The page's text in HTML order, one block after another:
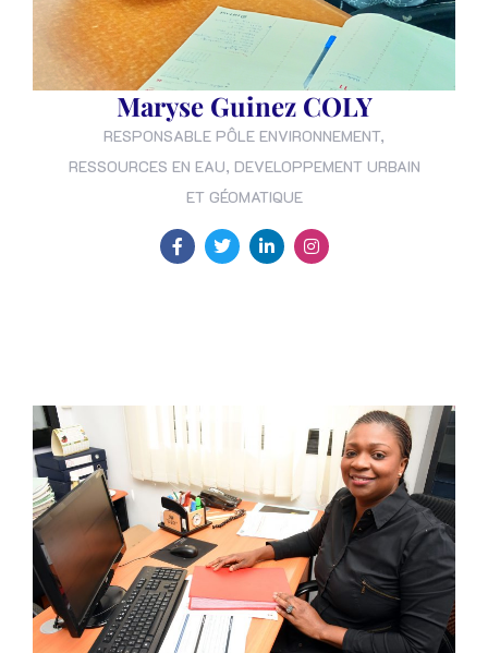
Maryse Guinez COLY
RESPONSABLE PÔLE ENVIRONNEMENT,
RESSOURCES EN EAU, DEVELOPPEMENT URBAIN
ET GÉOMATIQUE